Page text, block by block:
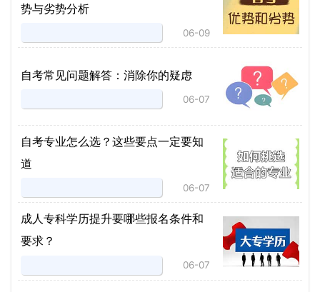
势与劣势分析
06-09
自考常见问题解答：消除你的疑虑
06-07
自考专业怎么选？这些要点一定要知
道
06-07
成人专科学历提升要哪些报名条件和
要求？
06-07